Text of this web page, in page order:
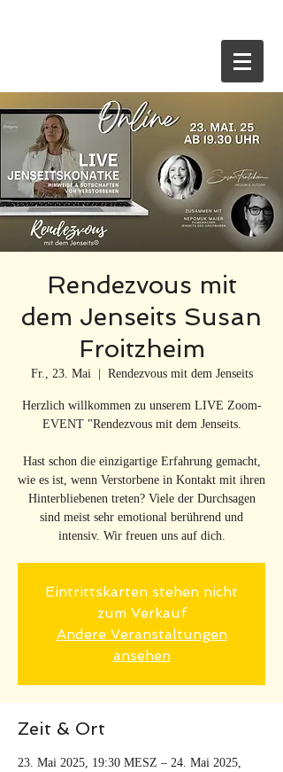
Rendezvous mit
dem Jenseits Susan
Froitzheim
Fr., 23. Mai
  |
Rendezvous mit dem Jenseits
Herzlich willkommen zu unserem LIVE Zoom-
EVENT "Rendezvous mit dem Jenseits.
Hast schon die einzigartige Erfahrung gemacht,
wie es ist, wenn Verstorbene in Kontakt mit ihren
Hinterbliebenen treten? Viele der Durchsagen
sind meist sehr emotional berührend und
intensiv. Wir freuen uns auf dich.
Eintrittskarten stehen nicht
zum Verkauf
Andere Veranstaltungen
ansehen
Zeit & Ort
23. Mai 2025, 19:30 MESZ – 24. Mai 2025,